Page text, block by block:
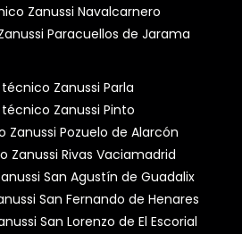
Zanussi Navalcarnero
Paracuellos de Jarama
Zanussi Parla
Zanussi Pinto
Zanussi Pozuelo de Alarcón
Zanussi Rivas Vaciamadrid
San Agustín de Guadalix
San Fernando de Henares
San Lorenzo de El Escorial